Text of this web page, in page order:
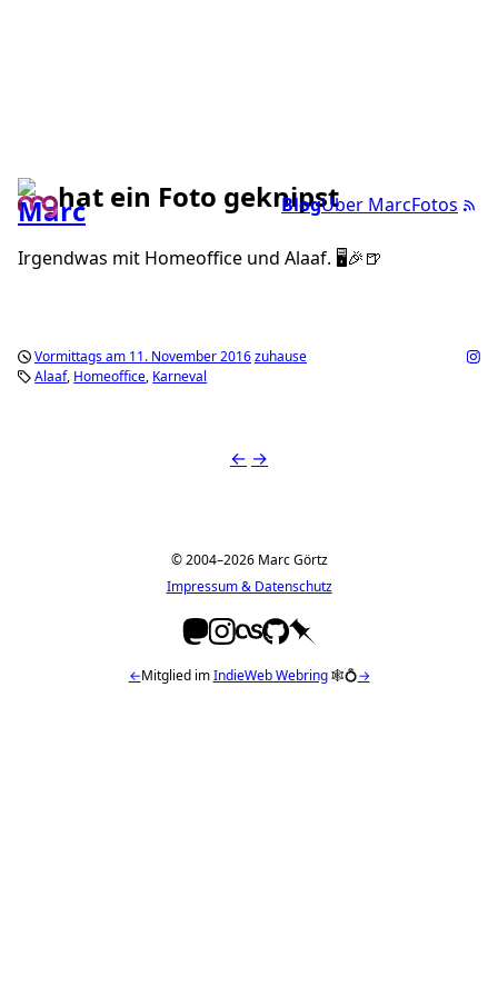
BlogÜber MarcFotos
hat ein Foto geknipst
Irgendwas mit Homeoffice und Alaaf. 🖥🎉🍺
Vormittags am 11. November 2016zuhause
Alaaf Homeoffice Karneval
← →
© 2004–2026 Marc Görtz
Impressum & Datenschutz
←Mitglied imIndieWeb Webring🕸💍→